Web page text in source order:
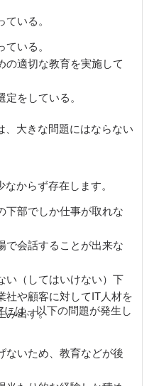
いる。
の適切な教育を実施して
をしている。
、大きな問題にはならない
からず存在します。
下部でしか仕事が取れな
で会話することが出来な
い（してはいけない）下
社や顧客に対してIT人材を
み出す。
は、以下の問題が発生し
ないため、教育などが後